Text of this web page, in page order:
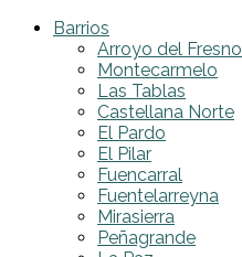
Barrios
Arroyo del Fresno
Montecarmelo
Las Tablas
Castellana Norte
El Pardo
El Pilar
Fuencarral
Fuentelarreyna
Mirasierra
Peñagrande